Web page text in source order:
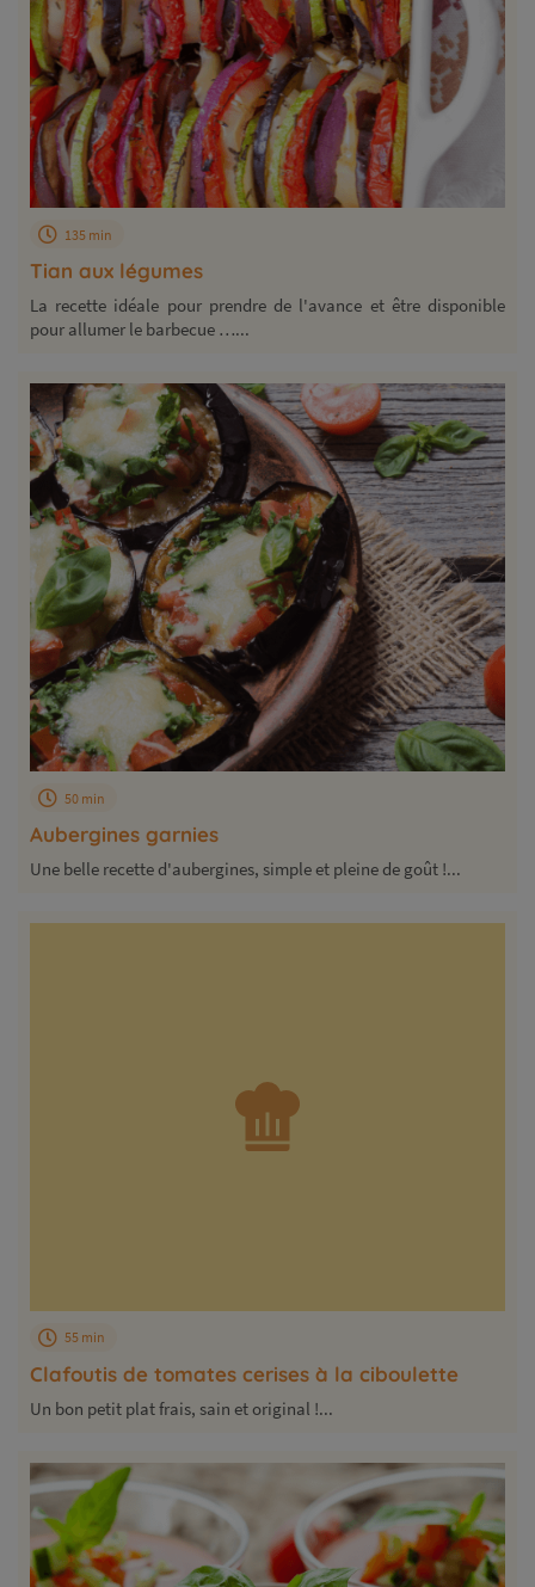
Tian aux légumes
135 min
La recette idéale pour prendre de l'avance et être disponible
pour allumer le barbecue …...
Aubergines garnies
50 min
Une belle recette d'aubergines, simple et pleine de goût !...
Clafoutis de tomates cerises à la ciboulette
55 min
Un bon petit plat frais, sain et original !...